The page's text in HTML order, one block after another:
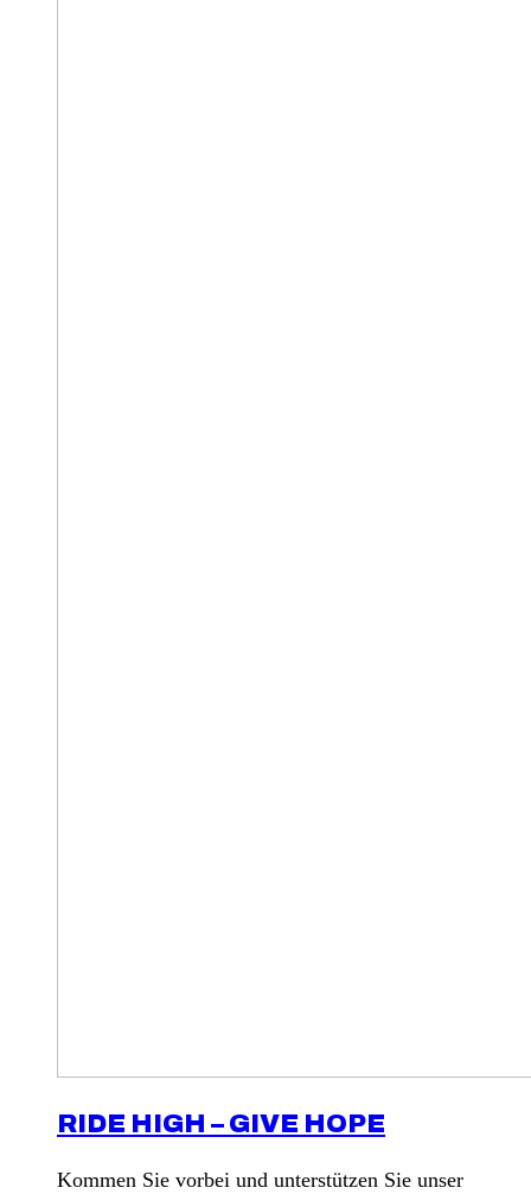
RIDE HIGH – GIVE HOPE
Kommen Sie vorbei und unterstützen Sie unser